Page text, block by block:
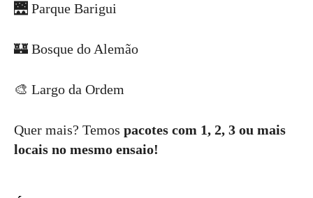
🌉 Parque Barigui
🏰 Bosque do Alemão
🎨 Largo da Ordem
Quer mais? Temos pacotes com 1, 2, 3 ou mais
locais no mesmo ensaio!